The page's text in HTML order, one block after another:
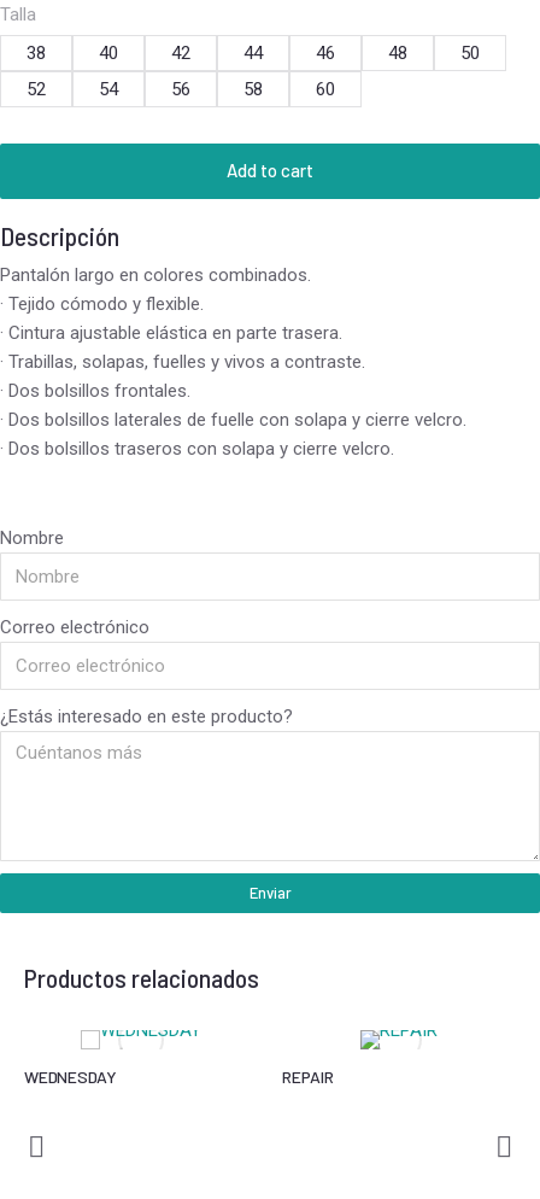
Talla
38
40 42 44 46 48
50
52
54 56 58 60
Add to cart
Descripción
Pantalón largo en colores combinados.
· Tejido cómodo y flexible.
· Cintura ajustable elástica en parte trasera.
· Trabillas, solapas, fuelles y vivos a contraste.
· Dos bolsillos frontales.
· Dos bolsillos laterales de fuelle con solapa y cierre velcro.
· Dos bolsillos traseros con solapa y cierre velcro.
Nombre
Correo electrónico
¿Estás interesado en este producto?
Enviar
Productos relacionados
WEDNESDAY REPAIR